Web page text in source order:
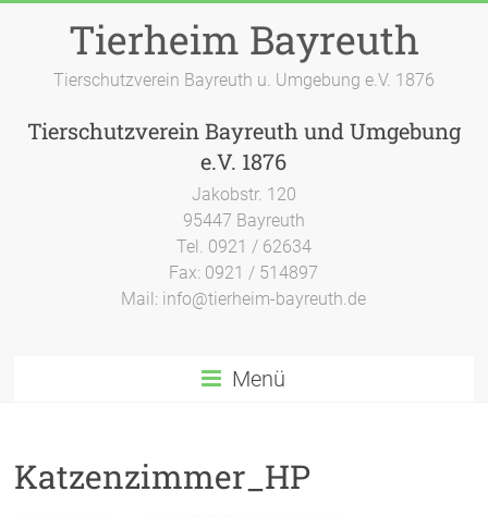
Tierheim Bayreuth
Tierschutzverein Bayreuth u. Umgebung e.V. 1876
Tierschutzverein Bayreuth und Umgebung
e.V. 1876
Jakobstr. 120
95447 Bayreuth
Tel. 0921 / 62634
Fax: 0921 / 514897
Mail: info@tierheim-bayreuth.de
Menü
Katzenzimmer_HP